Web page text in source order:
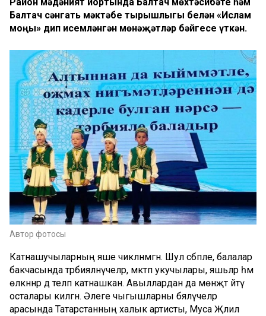
Балтач сәнгать мәктәбе тырышлыгы белән «Ислам
моңы» дип исемләнгән мөнәҗәтләр бәйгесе үткән.
Автор фотосы
Катнашучыларның яше чикләнмәгән. Шул сәбәпле, балалар
бакчасында тәрбияләнүчеләр, мәктәп укучылары, яшьләр һәм
өлкәннәр дә теләп катнашкан. Авыллардан да мөнәҗәт әйтү
осталары килгән. Әлеге чыгышларны бәяләүчеләр
арасында Татарстанның халык артисты, Муса Җәлил